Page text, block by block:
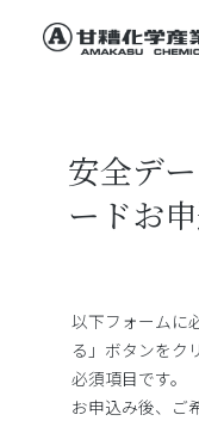
安全デ
ードお
以下フォームに
る」ボタンをク
必須項目です。
お申込み後、ご